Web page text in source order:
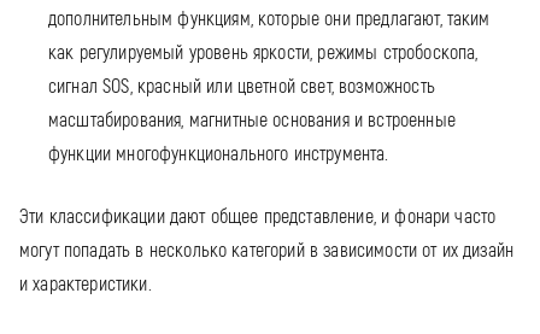
дополнительным функциям, которые они предлагают, таким
как регулируемый уровень яркости, режимы стробоскопа,
сигнал SOS, красный или цветной свет, возможность
масштабирования, магнитные основания и встроенные
функции многофункционального инструмента.
Эти классификации дают общее представление, и фонари часто
могут попадать в несколько категорий в зависимости от их дизайн
и характеристики.